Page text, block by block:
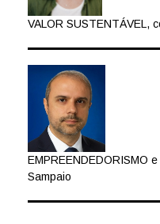
VALOR SUSTENTÁVEL,
EMPREENDEDORISMO
Sampaio